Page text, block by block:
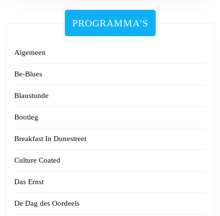
PROGRAMMA'S
Algemeen
Be-Blues
Blaustunde
Bootleg
Breakfast In Dunestreet
Culture Coated
Das Ernst
De Dag des Oordeels